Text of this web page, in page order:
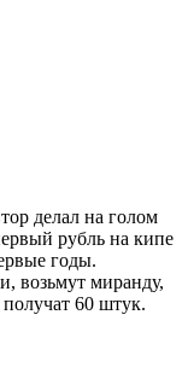
делал на голом
рубль на кипе
годы.
возьмут миранду,
60 штук.